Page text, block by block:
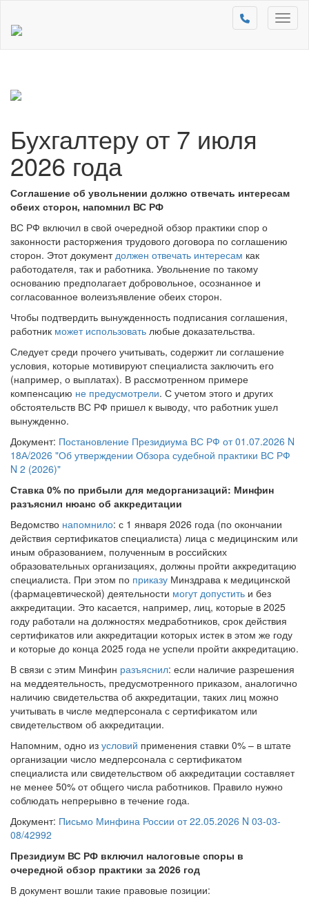
Бухгалтеру от 7 июля
2026 года
Соглашение об увольнении должно отвечать интересам
обеих сторон, напомнил ВС РФ
ВС РФ включил в свой очередной обзор практики спор о
законности расторжения трудового договора по соглашению
сторон. Этот документдолжен отвечать интересам как
работодателя, так и работника. Увольнение по такому
основанию предполагает добровольное, осознанное и
согласованное волеизъявление обеих сторон.
Чтобы подтвердить вынужденность подписания соглашения,
работник может использовать любые доказательства.
Следует среди прочего учитывать, содержит ли соглашение
условия, которые мотивируют специалиста заключить его
(например, о выплатах). В рассмотренном примере
компенсацию не предусмотрели. С учетом этого и других
обстоятельств ВС РФ пришел к выводу, что работник ушел
вынужденно.
Документ: Постановление Президиума ВС РФ от 01.07.2026 N
18А/2026 "Об утверждении Обзора судебной практики ВС РФ
N 2 (2026)"
Ставка 0% по прибыли для медорганизаций: Минфин
разъяснил нюанс об аккредитации
Ведомство напомнило: с 1 января 2026 года (по окончании
действия сертификатов специалиста) лица с медицинским или
иным образованием, полученным в российских
образовательных организациях, должны пройти аккредитацию
специалиста. При этом по приказу Минздрава к медицинской
(фармацевтической) деятельности могут допустить и без
аккредитации. Это касается, например, лиц, которые в 2025
году работали на должностях медработников, срок действия
сертификатов или аккредитации которых истек в этом же году
и которые до конца 2025 года не успели пройти аккредитацию.
В связи с этим Минфин разъяснил: если наличие разрешения
на меддеятельность, предусмотренного приказом, аналогично
наличию свидетельства об аккредитации, таких лиц можно
учитывать в числе медперсонала с сертификатом или
свидетельством об аккредитации.
Напомним, одно из условий применения ставки 0% – в штате
организации число медперсонала с сертификатом
специалиста или свидетельством об аккредитации составляет
не менее 50% от общего числа работников. Правило нужно
соблюдать непрерывно в течение года.
Документ: Письмо Минфина России от 22.05.2026 N 03-03-
08/42992
Президиум ВС РФ включил налоговые споры в
очередной обзор практики за 2026 год
В документ вошли такие правовые позиции: